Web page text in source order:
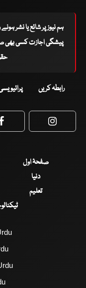
ہم نیوز پر شائع یا نشر
پیشگی اجازت کسی بھی
رابطہ کریں
Facebook
صفحۂ اول
دنیا
تعلیم